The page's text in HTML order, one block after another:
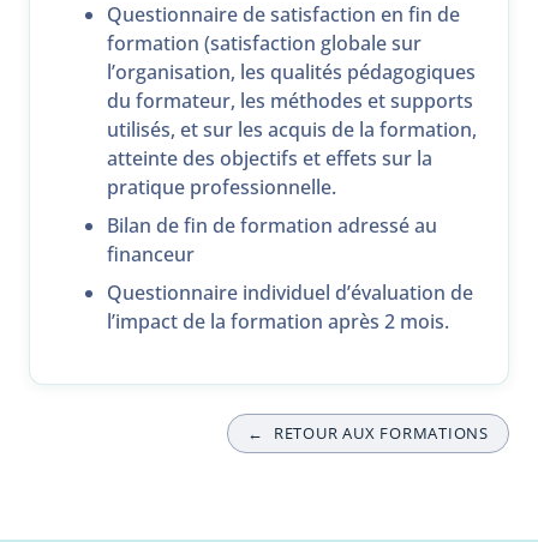
Questionnaire de satisfaction en fin de
formation (satisfaction globale sur
l’organisation, les qualités pédagogiques
du formateur, les méthodes et supports
utilisés, et sur les acquis de la formation,
atteinte des objectifs et effets sur la
pratique professionnelle.
Bilan de fin de formation adressé au
financeur
Questionnaire individuel d’évaluation de
l’impact de la formation après 2 mois.
← RETOUR AUX FORMATIONS